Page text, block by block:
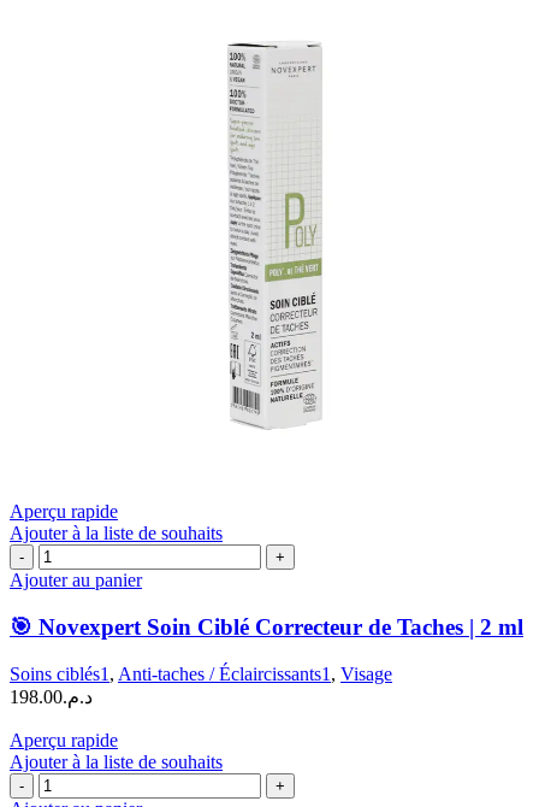
Aperçu rapide
Ajouter à la liste de souhaits
quantité
de
Novexpert
Soin
Correcteur
de
|
2
ml
Ajouter au panier
🎯 Novexpert Soin Ciblé Correcteur de Taches | 2 ml
Soins ciblés1 , Anti-taches / Éclaircissants1 , Visage
د.م.198.00
Aperçu rapide
Ajouter à la liste de souhaits
quantité